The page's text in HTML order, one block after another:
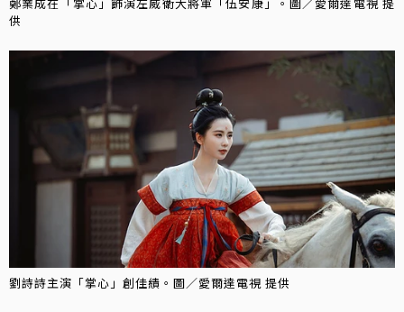
供
劉詩詩主演「掌心」創佳績。圖／愛爾達電視 提供